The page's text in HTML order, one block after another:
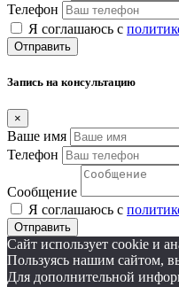
Телефон
Я соглашаюсь с
Отправить
Запись на консультацию
×
Ваше имя
Телефон
Сообщение
Я соглашаюсь с
Отправить
Сайт использует cookie и
Пользуясь нашим сайтом,
Для дополнительной